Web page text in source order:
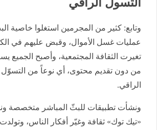
التسول الراقي
وتابع: كثير من المجرمين استغلوا خاصية
عمليات غسل الأموال، وقبض عليهم في
تغيرت الثقافة المجتمعية، وأصبح الجميع
من دون تقديم محتوى، أي نوعاً من التسوّل
الراقي.
ونشأت تطبيقات للبثّ المباشر متخصصة
«تيك توك» ثقافة وغيّر أفكار الناس،